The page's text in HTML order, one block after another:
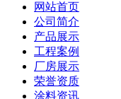
网站首页
公司简介
产品展示
工程案例
厂房展示
荣誉资质
涂料资讯